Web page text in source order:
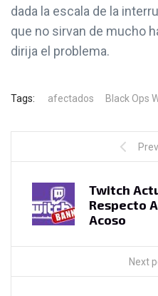
dada la escala de la
que no sirvan de mucho
dirija el problema.
Tags: afectados Black Ops
Twitch
Respecto
Acoso
Next